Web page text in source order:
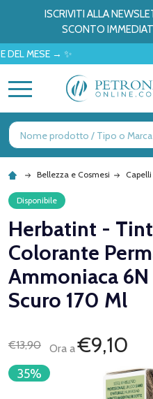
ISCRIVITI ALLA
SCONTO
→ ✨
Ricerca
Bellezza e Cosmesi Capelli
Disponibile
Herbatint -
Colorante
Ammoniaca
Scuro 170 Ml
€13,90 Ora a€9,10
35%